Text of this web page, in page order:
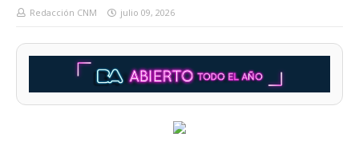
Redacción CNM julio 09, 2026